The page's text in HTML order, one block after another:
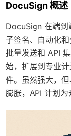
DocuSign 概述
DocuSign 在端到
子签名、自动化
批量发送和 API
始，扩展到专业
件。虽然强大，
膨胀，API 计划为